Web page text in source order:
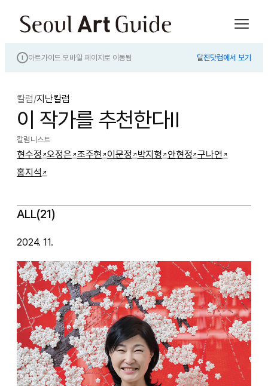
i 아트가이드 모바일 페이지로 이동됨 달진닷컴에서 보기
칼럼/지난칼럼
이 작가를 추천한다Ⅱ
칼럼니스트
현수정 ↗오정은↗조주현↗ 이문정 ↗ 박지형↗ 안현정↗구나연 ↗
홍지석 ↗
ALL(21)
2024. 11.